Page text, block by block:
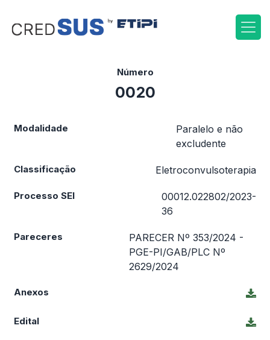
Número
0020
Modalidade
Paralelo e não
excludente
Classificação Eletroconvulsoterapia
Processo SEI
00012.022802/2023-
36
Pareceres
PARECER Nº 353/2024 -
PGE-PI/GAB/PLC Nº
2629/2024
Anexos
Edital